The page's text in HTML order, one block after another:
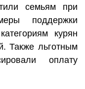
семьям при
поддержки
курян
Также льготным
оплату